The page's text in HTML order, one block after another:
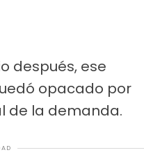
después, ese
opacado por
de la demanda.